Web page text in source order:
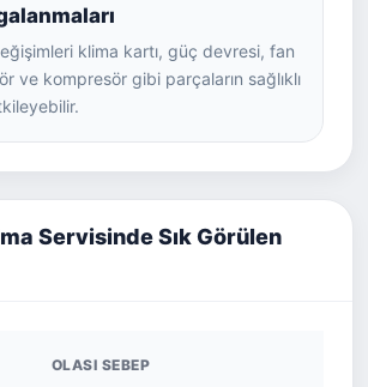
klima kartı, güç devresi, fan
ve kompresör gibi parçaların sağlıklı
Servisinde Sık Görülen
OLASI SEBEP